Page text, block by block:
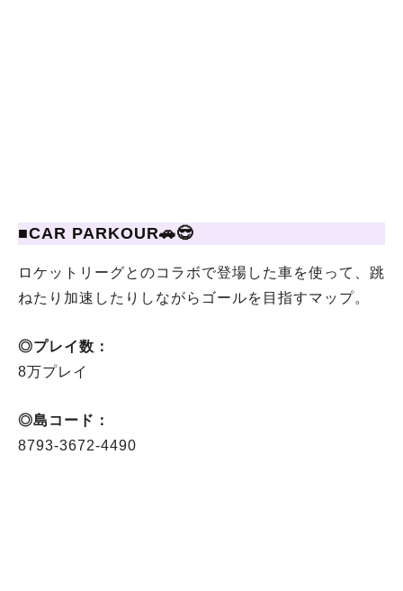
■CAR PARKOUR🚗😎
ロケットリーグとのコラボで登場した車を使って、跳
ねたり加速したりしながらゴールを目指すマップ。
◎プレイ数：
8万プレイ
◎島コード：
8793-3672-4490